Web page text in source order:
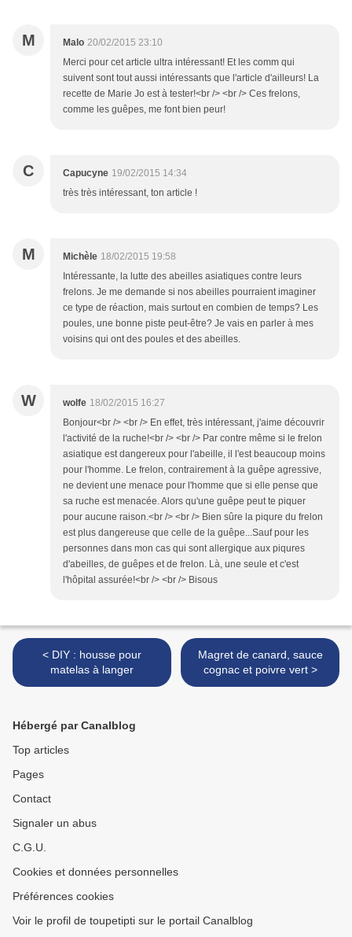
M Malo 20/02/2015 23:10
Merci pour cet article ultra intéressant! Et les comm qui
suivent sont tout aussi intéressants que l'article d'ailleurs! La
recette de Marie Jo est à tester!<br /> <br /> Ces frelons,
comme les guêpes, me font bien peur!
C Capucyne 19/02/2015 14:34
très très intéressant, ton article !
M Michèle 18/02/2015 19:58
Intéressante, la lutte des abeilles asiatiques contre leurs
frelons. Je me demande si nos abeilles pourraient imaginer
ce type de réaction, mais surtout en combien de temps? Les
poules, une bonne piste peut-être? Je vais en parler à mes
voisins qui ont des poules et des abeilles.
W wolfe 18/02/2015 16:27
Bonjour<br /> <br /> En effet, très intéressant, j'aime découvrir
l'activité de la ruche!<br /> <br /> Par contre même si le frelon
asiatique est dangereux pour l'abeille, il l'est beaucoup moins
pour l'homme. Le frelon, contrairement à la guêpe agressive,
ne devient une menace pour l'homme que si elle pense que
sa ruche est menacée. Alors qu'une guêpe peut te piquer
pour aucune raison.<br /> <br /> Bien sûre la piqure du frelon
est plus dangereuse que celle de la guêpe...Sauf pour les
personnes dans mon cas qui sont allergique aux piqures
d'abeilles, de guêpes et de frelon. Là, une seule et c'est
l'hôpital assurée!<br /> <br /> Bisous
< DIY : housse pour
matelas à langer
Magret de canard, sauce
cognac et poivre vert >
Hébergé par Canalblog
Top articles
Pages
Contact
Signaler un abus
C.G.U.
Cookies et données personnelles
Préférences cookies
Voir le profil de toupetipti sur le portail Canalblog